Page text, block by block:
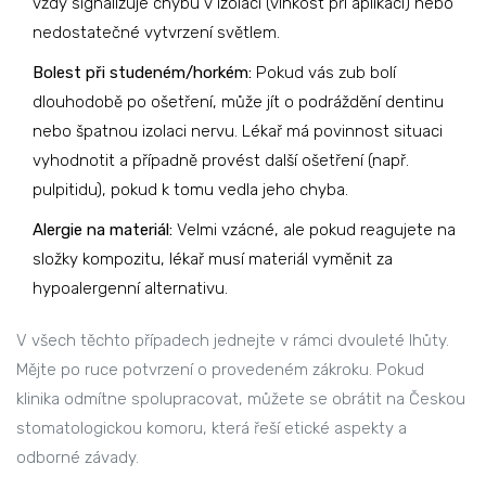
nedostatečné vytvrzení světlem.
Bolest při studeném/horkém: Pokud vás zub bolí
dlouhodobě po ošetření, může jít o podráždění dentinu
nebo špatnou izolaci nervu. Lékař má povinnost situaci
vyhodnotit a případně provést další ošetření (např.
pulpitidu), pokud k tomu vedla jeho chyba.
Alergie na materiál: Velmi vzácné, ale pokud reagujete na
složky kompozitu, lékař musí materiál vyměnit za
hypoalergenní alternativu.
V všech těchto případech jednejte v rámci dvouleté lhůty.
Mějte po ruce potvrzení o provedeném zákroku. Pokud
klinika odmítne spolupracovat, můžete se obrátit na Českou
stomatologickou komoru, která řeší etické aspekty a
odborné závady.